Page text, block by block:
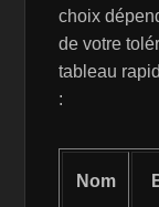
choix
de votre
tableau
:
Nom